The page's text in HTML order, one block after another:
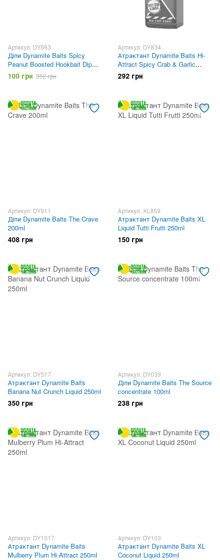
Артикул: DY663
Діпи Dynamite Baits Spicy
Peanut Boosted Hookbait Dip
200ml
100 грн 352 грн
Артикул: DY834
Атрактант Dynamite Baits Hi-
Attract Spicy Crab & Garlic
Liquid 250ml
292 грн
Артикул: DY911
Діпи Dynamite Baits The Crave
200ml
408 грн
Артикул: XL859
Атрактант Dynamite Baits XL
Liquid Tutti Frutti 250ml
150 грн
Артикул: DY517
Атрактант Dynamite Baits
Banana Nut Crunch Liquid 250ml
350 грн
Артикул: DY039
Діпи Dynamite Baits The Source
concentrate 100ml
238 грн
Артикул: DY1017
Атрактант Dynamite Baits
Mulberry Plum Hi-Attract 250ml
Артикул: DY103
Атрактант Dynamite Baits XL
Coconut Liquid 250ml